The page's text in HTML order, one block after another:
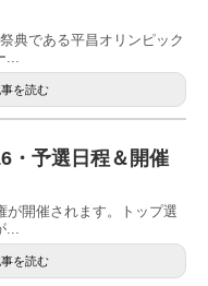
典である平昌オリンピック
...
を読む
・予選日程＆開催
が開催されます。トップ選
...
を読む